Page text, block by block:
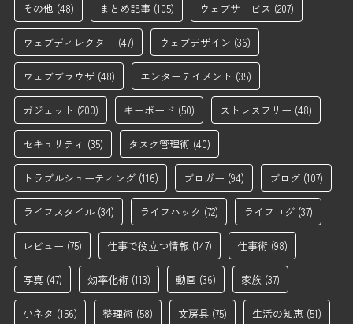
その他 (48) まとめ記事 (105) ウェブサービス (207)
ウェブディレクター (47) ウェブデザイン (36)
ウェブブラウザ (48) エンターテイメント (35)
ガジェット (200) キーボード (50) ストレスフリー (48)
セキュリティ (35) タスク管理術 (40)
トラブルシューティング (116) ブロガー (94) ブログ (107)
ライフスタイル (34) ライフハック (72) ライフログ (37)
レビュー (75) 仕事で役立つ情報 (147) 仕事術 (98)
写真 (47) 効率化術 (113) 動画 (36) 家族 (37)
小ネタ (156) 整理術 (58) 文房具 (75) 生活の知恵 (51)